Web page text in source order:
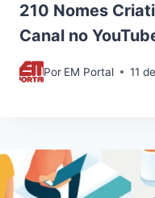
210 Nomes
Canal no
Por EM Portal 11